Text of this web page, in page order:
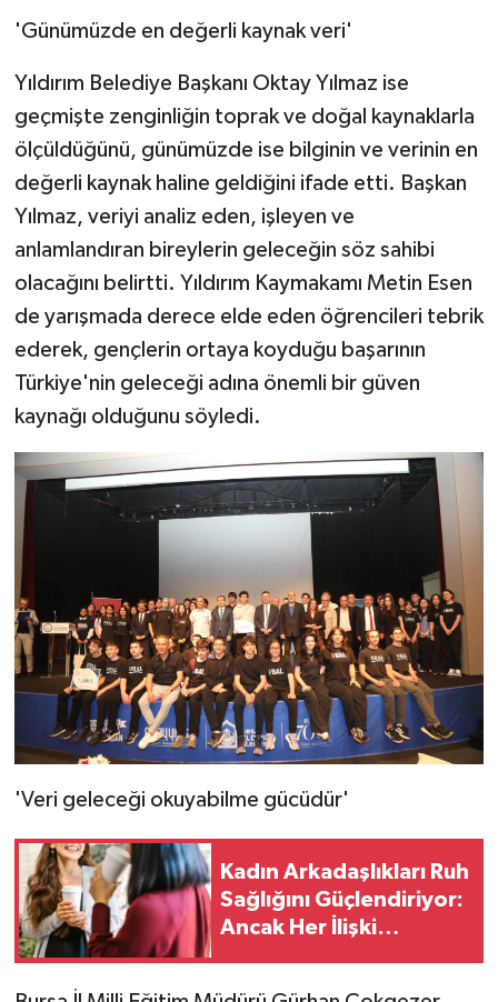
'Günümüzde en değerli kaynak veri'
Yıldırım Belediye Başkanı Oktay Yılmaz ise
geçmişte zenginliğin toprak ve doğal kaynaklarla
ölçüldüğünü, günümüzde ise bilginin ve verinin en
değerli kaynak haline geldiğini ifade etti. Başkan
Yılmaz, veriyi analiz eden, işleyen ve
anlamlandıran bireylerin geleceğin söz sahibi
olacağını belirtti. Yıldırım Kaymakamı Metin Esen
de yarışmada derece elde eden öğrencileri tebrik
ederek, gençlerin ortaya koyduğu başarının
Türkiye'nin geleceği adına önemli bir güven
kaynağı olduğunu söyledi.
'Veri geleceği okuyabilme gücüdür'
Kadın Arkadaşlıkları Ruh
Sağlığını Güçlendiriyor:
Ancak Her İlişki